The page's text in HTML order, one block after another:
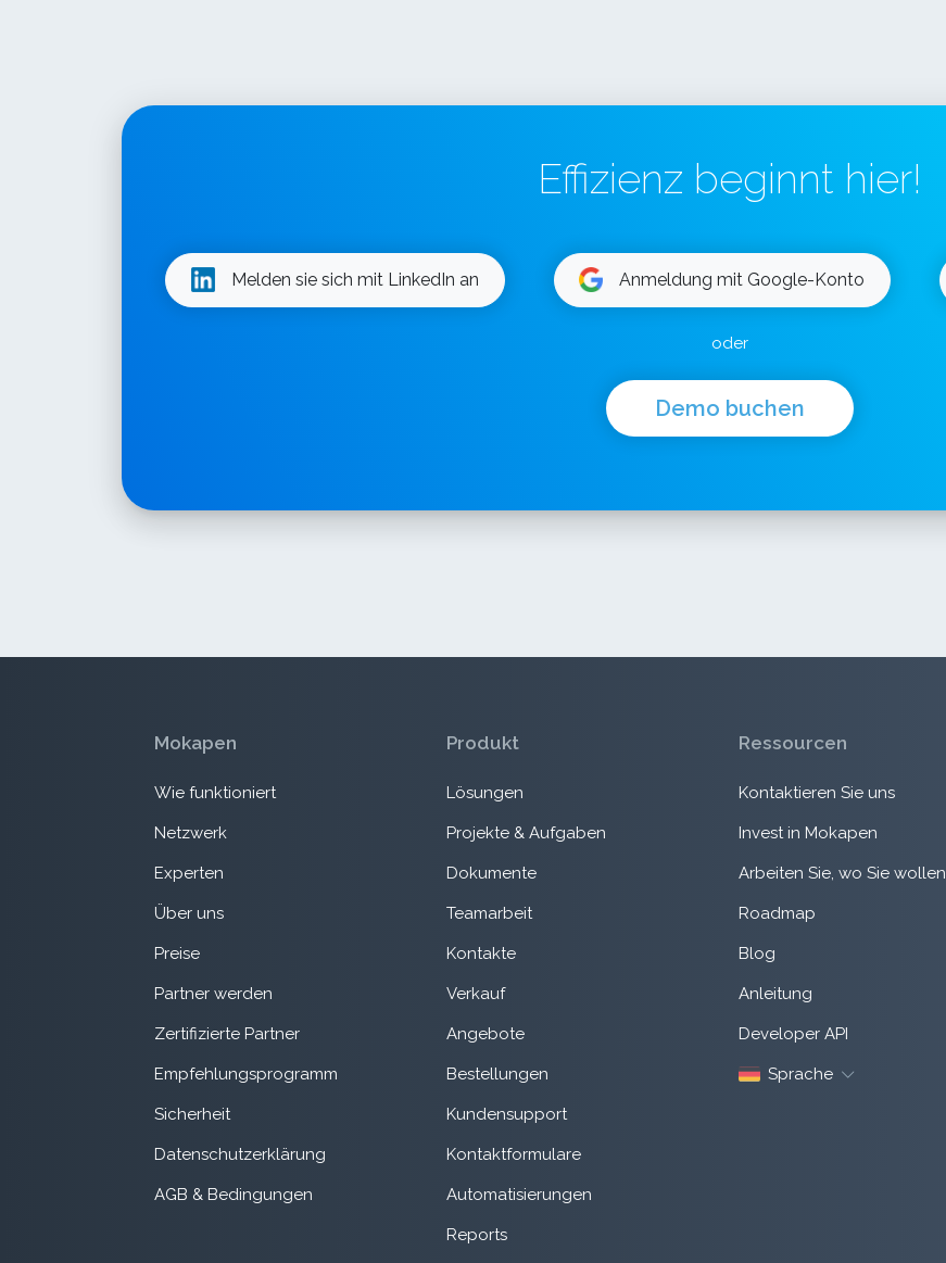
Effizienz beginnt hier!
Melden sie sich mit LinkedIn an Anmeldung mit Google-Konto
oder
Demo buchen
Mokapen
Wie funktioniert
Netzwerk
Experten
Über uns
Preise
Partner werden
Zertifizierte Partner
Empfehlungsprogramm
Sicherheit
Datenschutzerklärung
AGB & Bedingungen
Produkt
Lösungen
Projekte & Aufgaben
Dokumente
Teamarbeit
Kontakte
Verkauf
Angebote
Bestellungen
Kundensupport
Kontaktformulare
Automatisierungen
Reports
Ressourcen
Kontaktieren Sie uns
Invest in Mokapen
Arbeiten Sie, wo Sie wollen
Roadmap
Blog
Anleitung
Developer API
Sprache